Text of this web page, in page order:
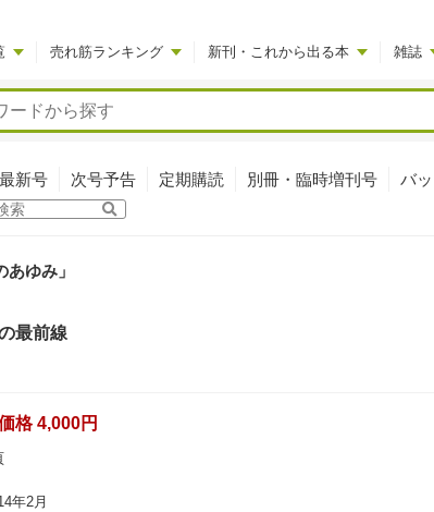
売れ筋ランキング 新刊・これから出る本 雑誌
最新号 次号予告 定期購読 別冊・臨時増刊号 バ
ゆみ」
最前線
格 4,000円
年2月